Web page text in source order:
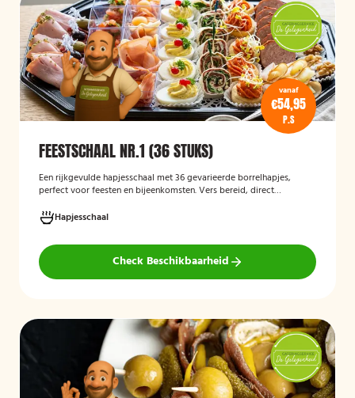
vanaf
€54,95
P.S
FEESTSCHAAL NR.1 (36 STUKS)
Een rijkgevulde hapjesschaal met 36 gevarieerde borrelhapjes,
perfect voor feesten en bijeenkomsten. Vers bereid, direct
Hapjesschaal
Check Beschikbaarheid